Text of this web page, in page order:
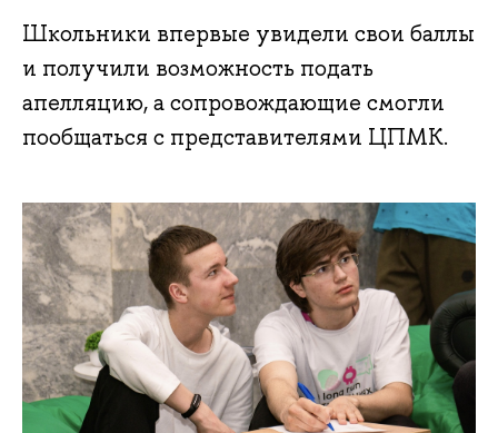
Школьники впервые увидели свои баллы
и получили возможность подать
апелляцию, а сопровождающие смогли
пообщаться с представителями ЦПМК.